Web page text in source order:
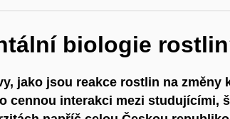
biologie
jako jsou reakce rostlin na změny
cennou interakci mezi studujícími,